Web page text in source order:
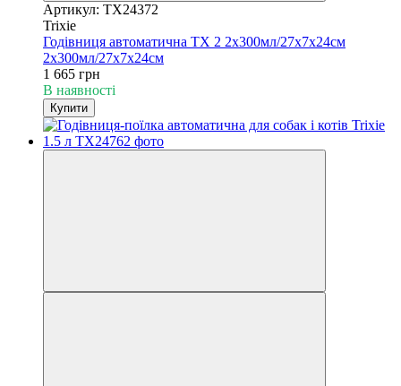
Артикул: TX24372
Trixie
Годівниця автоматична TX 2 2х300мл/27х7х24см
2х300мл/27х7х24см
1 665 грн
В наявності
Купити